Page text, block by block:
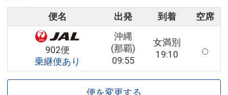
便名 出発 到着 空席
902便
乗継便あり
沖縄
(那覇)
09:55
女満別
19:10
便を変更する